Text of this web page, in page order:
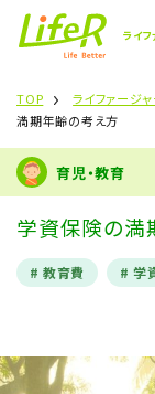
ライフ
TOP ライファージ
満期年齢の考え方
育児・教育
学資保険の満
教育費 学